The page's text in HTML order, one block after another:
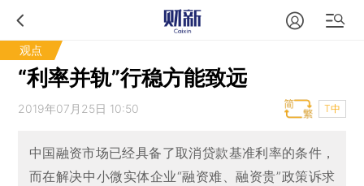
观点
“利率并轨”行稳方能致远
2019年07月25日 10:50 T中
中国融资市场已经具备了取消贷款基准利率的条件，
而在解决中小微实体企业“融资难、融资贵”政策诉求